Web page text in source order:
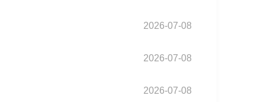
2026-07-08
2026-07-08
2026-07-08